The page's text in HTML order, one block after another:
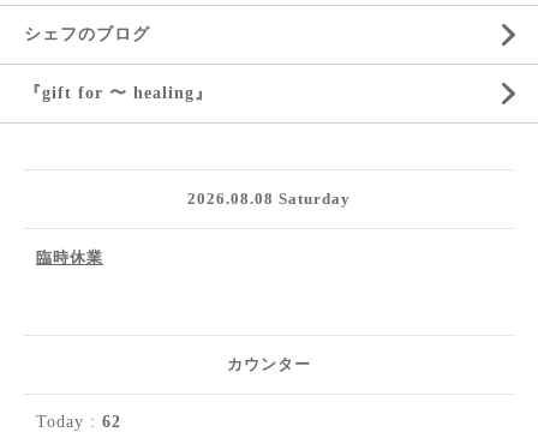
シェフのブログ
『gift for 〜 healing』
2026.08.08 Saturday
臨時休業
カウンター
Today : 62